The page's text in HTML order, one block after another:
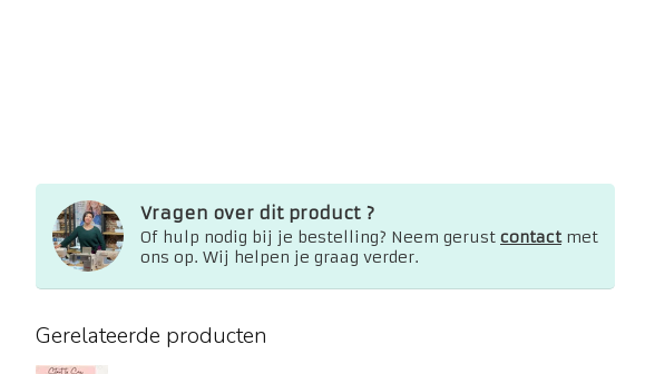
Vragen over dit product ?
Of hulp nodig bij je bestelling? Neem gerust contactmet
ons op. Wij helpen je graag verder.
Gerelateerde producten